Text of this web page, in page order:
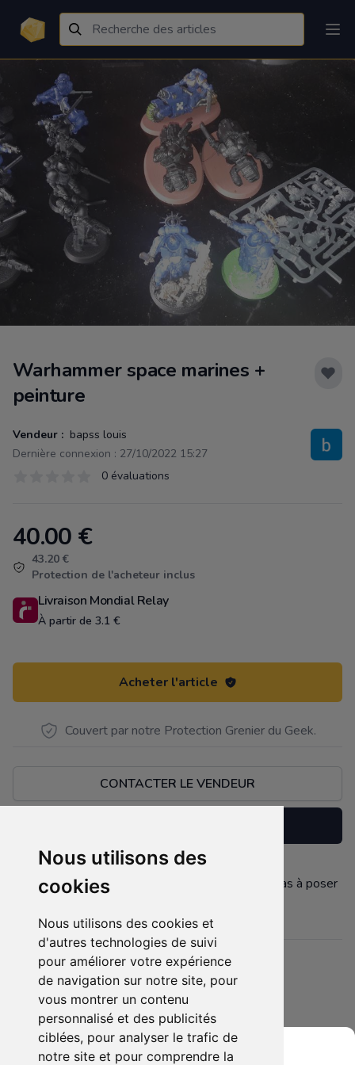
Nous utilisons des
cookies
Nous utilisons des cookies et
d'autres technologies de suivi
pour améliorer votre expérience
de navigation sur notre site, pour
vous montrer un contenu
personnalisé et des publicités
ciblées, pour analyser le trafic de
notre site et pour comprendre la
Warhammer space marines +
peinture
Vendeur : bapss louis
Dernière connexion : 27/10/2022 15:27
0 évaluations
Product information
40.00 €
43.20 €
Protection de l'acheteur inclus
Livraison Mondial Relay
À partir de 3.1 €
Acheter l'article
Couvert par notre Protection Grenier du Geek.
CONTACTER LE VENDEUR
Description
10 space marines 3 motos 3 lieutenant hésiter pas à poser
vos questions
Détails
Etat : 4 sur 5 étoiles
- Bonne condition
Membres intéressés : 1 x
Mis en ligne le :
27/10/2022
Tags :
warhammer 40000 space marine